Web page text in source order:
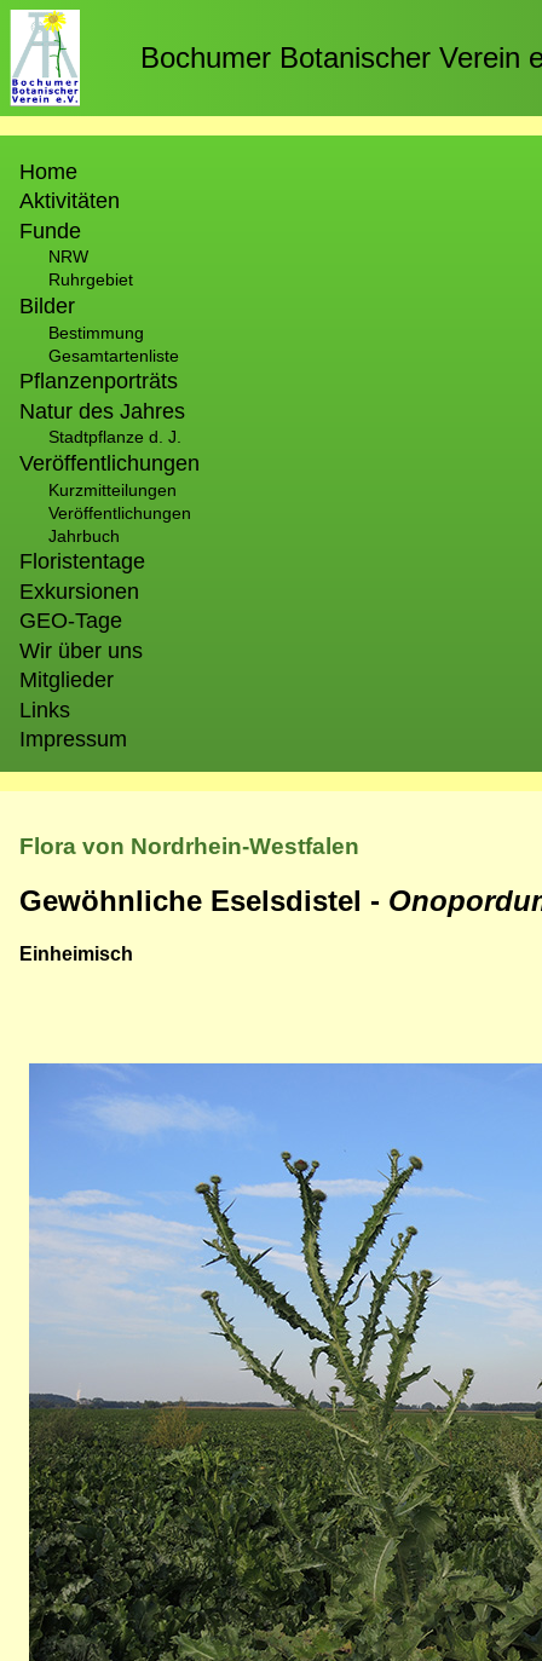
Direkt
zum
Inhalt
Bochumer Botanischer Verein
Home
Aktivitäten
Funde
NRW
Ruhrgebiet
Bilder
Bestimmung
Gesamtartenliste
Pflanzenporträts
Natur des Jahres
Stadtpflanze d. J.
Veröffentlichungen
Kurzmitteilungen
Veröffentlichungen
Jahrbuch
Floristentage
Exkursionen
GEO-Tage
Wir über uns
Mitglieder
Links
Impressum
Flora von Nordrhein-Westfalen
Gewöhnliche Eselsdistel -
Einheimisch